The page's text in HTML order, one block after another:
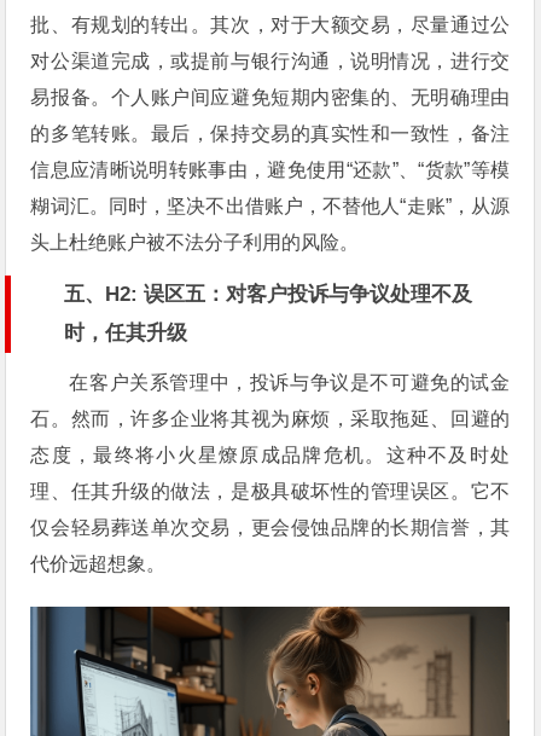
批、有规划的转出。其次，对于大额交易，尽量通过公
对公渠道完成，或提前与银行沟通，说明情况，进行交
易报备。个人账户间应避免短期内密集的、无明确理由
的多笔转账。最后，保持交易的真实性和一致性，备注
信息应清晰说明转账事由，避免使用“还款”、“货款”等模
糊词汇。同时，坚决不出借账户，不替他人“走账”，从源
头上杜绝账户被不法分子利用的风险。
五、H2: 误区五：对客户投诉与争议处理不及
时，任其升级
在客户关系管理中，投诉与争议是不可避免的试金
石。然而，许多企业将其视为麻烦，采取拖延、回避的
态度，最终将小火星燎原成品牌危机。这种不及时处
理、任其升级的做法，是极具破坏性的管理误区。它不
仅会轻易葬送单次交易，更会侵蚀品牌的长期信誉，其
代价远超想象。